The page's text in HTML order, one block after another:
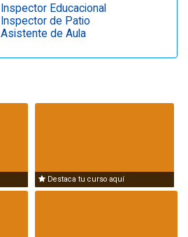
Inspector Educacional
Inspector de Patio
Asistente de Aula
Destaca tu curso aquí